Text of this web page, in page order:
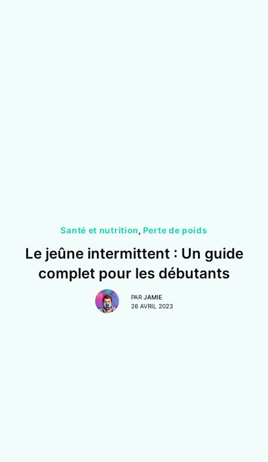
Santé et nutrition, Perte de poids
Le jeûne intermittent : Un guide
complet pour les débutants
PAR JAMIE
26 AVRIL 2023